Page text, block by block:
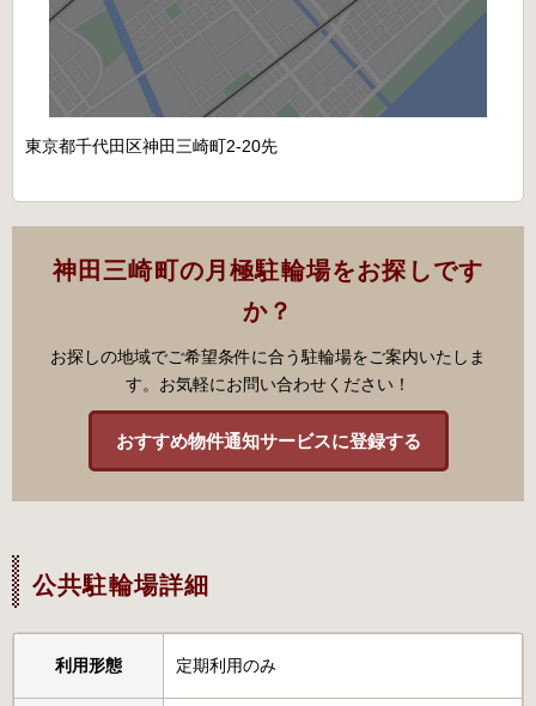
東京都千代田区神田三崎町2-20先
神田三崎町の月極駐輪場をお探しです
か？
お探しの地域でご希望条件に合う駐輪場をご案内いたしま
す。お気軽にお問い合わせください！
おすすめ物件通知サービスに登録する
公共駐輪場詳細
利用形態 定期利用のみ